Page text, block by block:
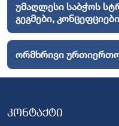
უმაღლესი საბჭოს
გეგმები, კონცეფციები
ორმხრივი
კონტაქტი